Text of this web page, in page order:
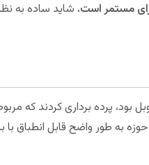
مستمر است. شاید ساده به
بود، پرده برداری کردند که
به طور واضح قابل انطباق